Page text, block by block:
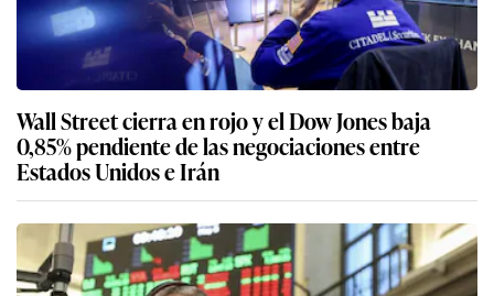
Wall Street cierra en rojo y el Dow Jones baja
0,85% pendiente de las negociaciones entre
Estados Unidos e Irán